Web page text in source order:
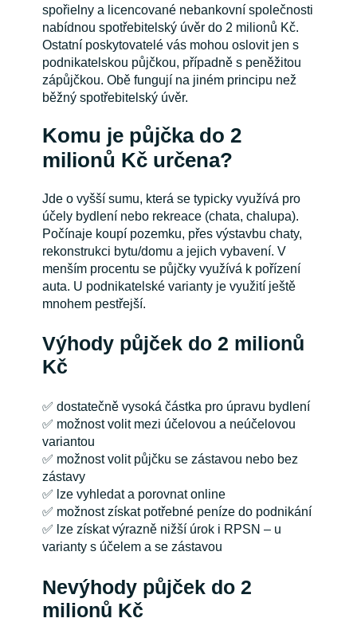
spořielny a licencované nebankovní společnosti
nabídnou spotřebitelský úvěr do 2 milionů Kč.
Ostatní poskytovatelé vás mohou oslovit jen s
podnikatelskou půjčkou, případně s peněžitou
zápůjčkou. Obě fungují na jiném principu než
běžný spotřebitelský úvěr.
Komu je půjčka do 2
milionů Kč určena?
Jde o vyšší sumu, která se typicky využívá pro
účely bydlení nebo rekreace (chata, chalupa).
Počínaje koupí pozemku, přes výstavbu chaty,
rekonstrukci bytu/domu a jejich vybavení. V
menším procentu se půjčky využívá k pořízení
auta. U podnikatelské varianty je využití ještě
mnohem pestřejší.
Výhody půjček do 2 milionů
Kč
✅ dostatečně vysoká částka pro úpravu bydlení
✅ možnost volit mezi účelovou a neúčelovou
variantou
✅ možnost volit půjčku se zástavou nebo bez
zástavy
✅ lze vyhledat a porovnat online
✅ možnost získat potřebné peníze do podnikání
✅ lze získat výrazně nižší úrok i RPSN – u
varianty s účelem a se zástavou
Nevýhody půjček do 2
milionů Kč